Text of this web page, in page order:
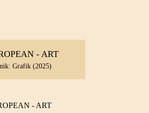
- ART
Grafik (2025)